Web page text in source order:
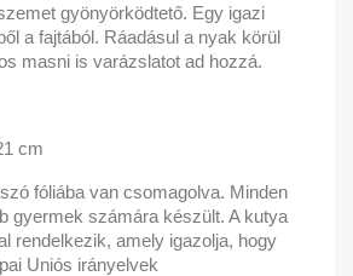
gyönyörködtető. Egy igazi
a fajtából. Ráadásul a nyak körül
masni is varázslatot ad hozzá.
cm
fóliába van csomagolva. Minden
gyermek számára készült. A kutya
rendelkezik, amely igazolja, hogy
Uniós irányelvek